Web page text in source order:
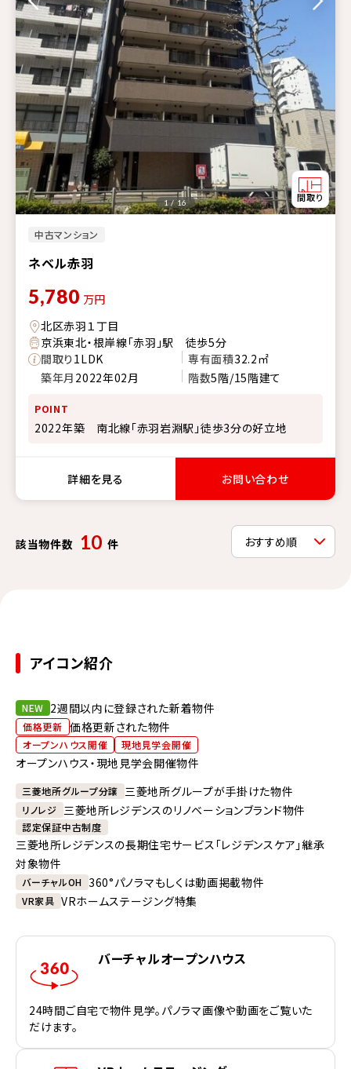
中古マンション
ネベル赤羽
1 / 16
5,780 万円
北区赤羽１丁目
京浜東北・根岸線「赤羽」駅 徒歩5分
間取り1LDK 専有面積32.2㎡
築年月 2022年02月 階数5階/15階建て
POINT
2022年築 南北線「赤羽岩淵駅」徒歩3分の好立地
詳細を見る お問い合わせ
該当物件数 10 件
アイコン紹介
NEW 2週間以内に登録された新着物件
価格更新 価格更新された物件
オープンハウス開催 現地見学会開催
オープンハウス・現地見学会開催物件
三菱地所グループ分譲 三菱地所グループが手掛けた物件
リノレジ 三菱地所レジデンスのリノベーションブランド物件
認定保証中古制度
三菱地所レジデンスの長期住宅サービス「レジデンスケア」継承
対象物件
バーチャルOH 360°パノラマもしくは動画掲載物件
VR家具 VRホームステージング特集
バーチャルオープンハウス
24時間ご自宅で物件見学。パノラマ画像や動画をご覧いた
だけます。